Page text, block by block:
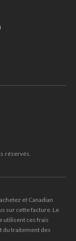
réservés.
et Canadian
sur cette facture. Le
utilisent ces frais
du traitement des